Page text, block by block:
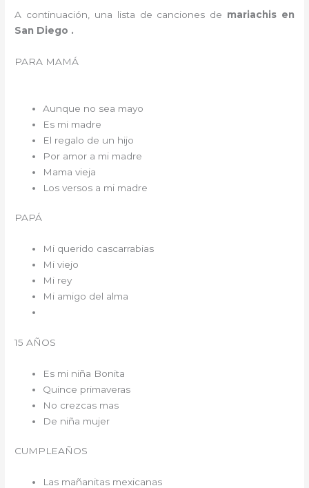
A continuación, una lista de canciones de mariachis en
San Diego .
PARA MAMÁ
Aunque no sea mayo
Es mi madre
El regalo de un hijo
Por amor a mi madre
Mama vieja
Los versos a mi madre
PAPÁ
Mi querido cascarrabias
Mi viejo
Mi rey
Mi amigo del alma
15 AÑOS
Es mi niña Bonita
Quince primaveras
No crezcas mas
De niña mujer
CUMPLEAÑOS
Las mañanitas mexicanas